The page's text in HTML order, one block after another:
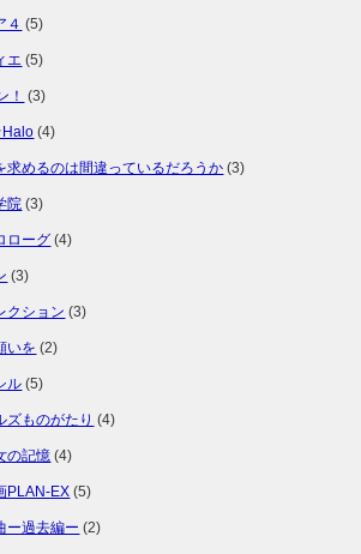
４ (5)
エ (5)
！ (3)
(4)
求めるのは間違っているだろうか (3)
院 (3)
ローグ (4)
(3)
クション (3)
いを (2)
ル (5)
ズものがたり (4)
の記憶 (4)
PLAN-EX (5)
ー過去編ー (2)